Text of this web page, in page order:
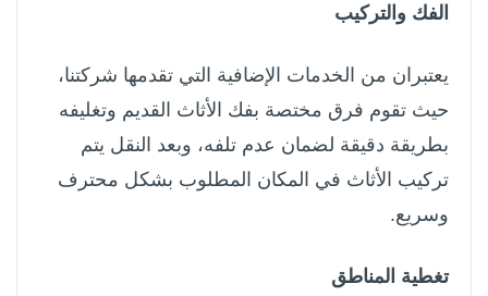
الفك والتركيب
يعتبران من الخدمات الإضافية التي تقدمها شركتنا،
حيث تقوم فرق مختصة بفك الأثاث القديم وتغليفه
بطريقة دقيقة لضمان عدم تلفه، وبعد النقل يتم
تركيب الأثاث في المكان المطلوب بشكل محترف
وسريع.
تغطية المناطق